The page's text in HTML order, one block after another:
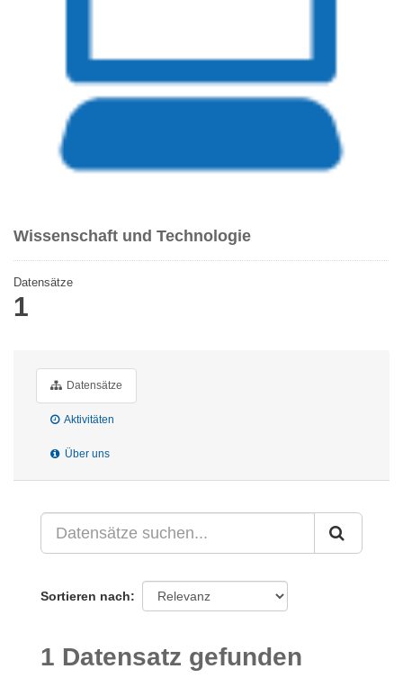
Wissenschaft und Technologie
Datensätze
1
Datensätze
Aktivitäten
Über uns
Sortieren nach
1 Datensatz gefunden